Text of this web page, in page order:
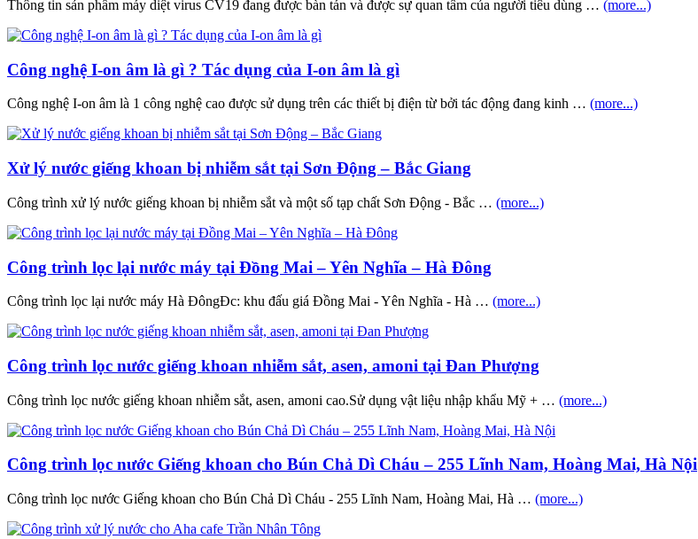
Thông tin sản phẩm máy diệt virus CV19 đang được bàn tán và được sự quan tâm của người tiêu dùng … (more...)
Công nghệ I-on âm là gì ? Tác dụng của I-on âm là gì
Công nghệ I-on âm là 1 công nghệ cao được sử dụng trên các thiết bị điện từ bởi tác động đang kinh … (more...)
Xử lý nước giếng khoan bị nhiễm sắt tại Sơn Động – Bắc Giang
Công trình xử lý nước giếng khoan bị nhiễm sắt và một số tạp chất Sơn Động - Bắc … (more...)
Công trình lọc lại nước máy tại Đồng Mai – Yên Nghĩa – Hà Đông
Công trình lọc lại nước máy Hà ĐôngĐc: khu đấu giá Đồng Mai - Yên Nghĩa - Hà … (more...)
Công trình lọc nước giếng khoan nhiễm sắt, asen, amoni tại Đan Phượng
Công trình lọc nước giếng khoan nhiễm sắt, asen, amoni cao.Sử dụng vật liệu nhập khẩu Mỹ + … (more...)
Công trình lọc nước Giếng khoan cho Bún Chả Dì Cháu – 255 Lĩnh Nam, Hoàng Mai, Hà Nội
Công trình lọc nước Giếng khoan cho Bún Chả Dì Cháu - 255 Lĩnh Nam, Hoàng Mai, Hà … (more...)